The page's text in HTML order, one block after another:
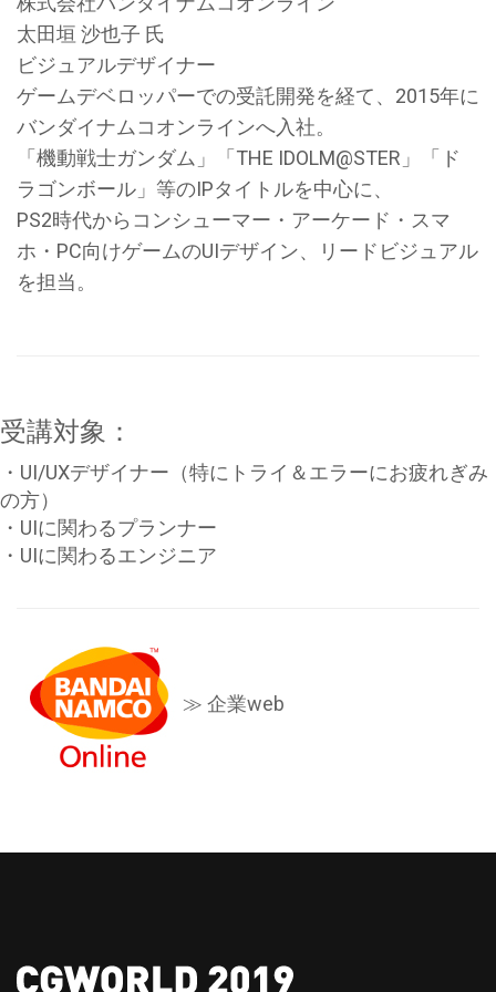
太田垣 沙也子 氏
ビジュアルデザイナー
ゲームデベロッパーでの受託開発を経て、2015年に
バンダイナムコオンラインへ入社。
「機動戦士ガンダム」「THE IDOLM@STER」「ド
ラゴンボール」等のIPタイトルを中心に、
PS2時代からコンシューマー・アーケード・スマ
ホ・PC向けゲームのUIデザイン、リードビジュアル
を担当。
受講対象：
・UI/UXデザイナー（特にトライ＆エラーにお疲れぎみ
の方）
・UIに関わるプランナー
・UIに関わるエンジニア
≫ 企業web